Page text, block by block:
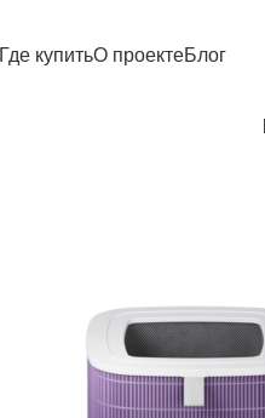
Где купитьО проектеБлог